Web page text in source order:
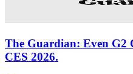
The Guardian: Even G2
CES 2026.